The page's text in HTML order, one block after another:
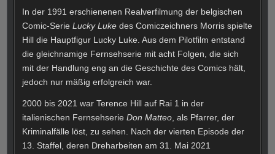
In der 1991 erschienenen Realverfilmung der belgischen
Comic-SerieLucky Luke des Comiczeichners Morris spielte
Hill die Hauptfigur Lucky Luke. Aus dem Pilotfilm entstand
die gleichnamige Fernsehserie mit acht Folgen, die sich
mit der Handlung eng an die Geschichte des Comics hält,
jedoch nur mäßig erfolgreich war.
2000 bis 2021 war Terence Hill auf Rai 1 in der
italienischen FernsehserieDon Matteo, als Pfarrer, der
Kriminalfälle löst, zu sehen. Nach der vierten Episode der
13. Staffel, deren Dreharbeiten am 31. Mai 2021